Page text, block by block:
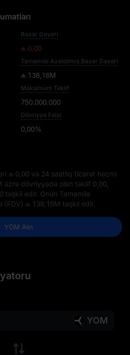
Bazar Dəyəri
₼ 0,00
Tamamilə Azaldılmış Bazar Dəyəri
₼ 138,16M
Maksimum Təklif
750.000.000
Dövriyyə Faizi
0,00%
₼ 0,00 və 24 saatlıq ticarət həcmi
üzrə dövriyyədə olan təklif 0,00
təşkil edir. Onun Tamamilə
(FDV) ₼ 138,16M təşkil edir.
YOM Alın
YOM